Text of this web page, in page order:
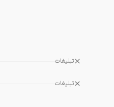
تبلیغات
تبلیغات